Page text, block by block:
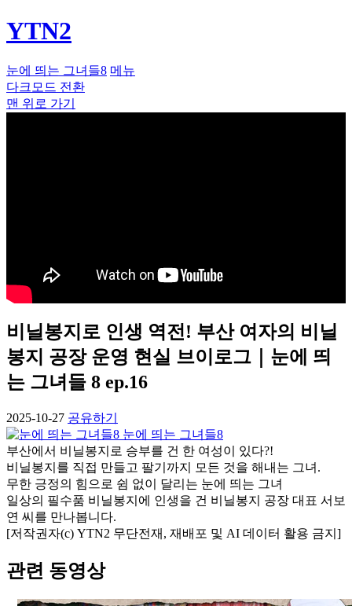
YTN2
눈에 띄는 그녀들8 메뉴
다크모드 전환
맨 위로 가기
비닐봉지로 인생 역전! 부산 여자의 비닐
봉지 공장 운영 현실 브이로그｜눈에 띄
는 그녀들 8 ep.16
2025-10-27 공유하기
눈에 띄는 그녀들8
부산에서 비닐봉지로 승부를 건 한 여성이 있다?!
비닐봉지를 직접 만들고 팔기까지 모든 것을 해내는 그녀.
무한 긍정의 힘으로 쉼 없이 달리는 눈에 띄는 그녀
일상의 필수품 비닐봉지에 인생을 건 비닐봉지 공장 대표 서보
연 씨를 만나봅니다.
[저작권자(c) YTN2 무단전재, 재배포 및 AI 데이터 활용 금지]
관련 동영상